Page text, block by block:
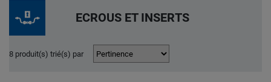
ECROUS ET INSERTS
8 produit(s) trié(s) par